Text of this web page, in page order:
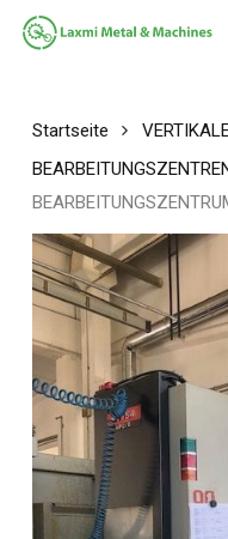
Zum
Hauptinhalt
Startseite